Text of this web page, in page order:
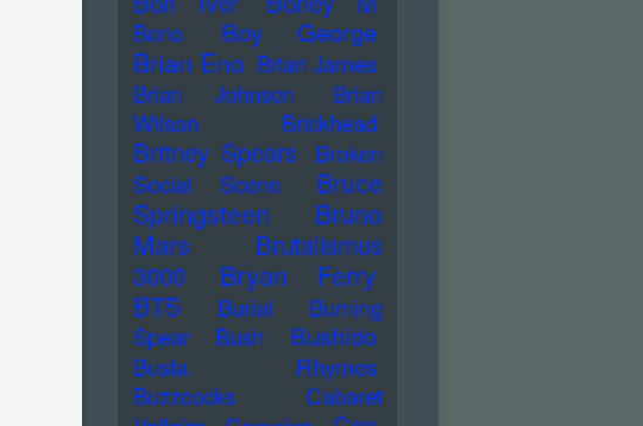
Bono Boy George
Brian Eno Brian James
Brian Johnson
Brian
Wilson
Brickhead
Britney Spears
Broken
Social Scene
Bruce
Springsteen
Bruno
Mars
Brutalismus
3000
Bryan Ferry
BTS
Burial
Burning
Spear
Bush Bushido
Busta Rhymes
Buzzcocks
Cabaret